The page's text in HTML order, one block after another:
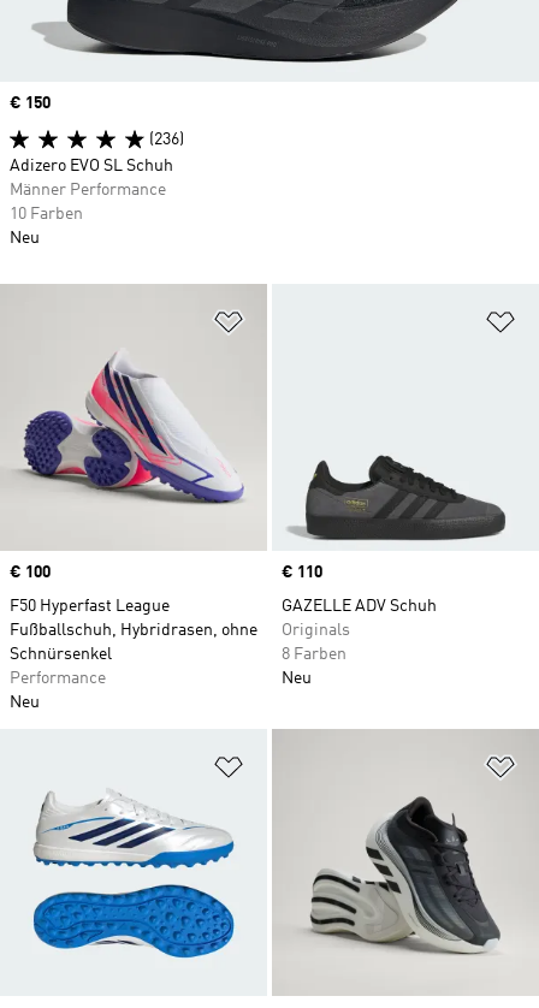
Price
€ 100
F50 Hyperfast League
Fußballschuh, Hybridrasen, ohne
Schnürsenkel
Performance
Neu
Price
€ 110
GAZELLE ADV Schuh
Originals
8 Farben
Neu
Zur Wunschliste hinzufügen
Price
€ 150
(236)
Adizero EVO SL Schuh
Männer Performance
10 Farben
Neu